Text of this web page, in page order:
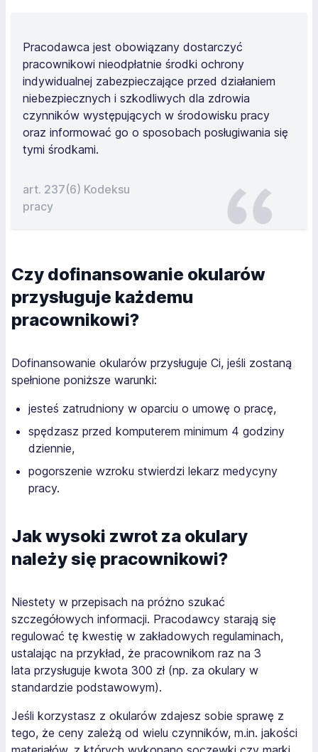
Pracodawca jest obowiązany dostarczyć
pracownikowi nieodpłatnie środki ochrony
indywidualnej zabezpieczające przed działaniem
niebezpiecznych i szkodliwych dla zdrowia
czynników występujących w środowisku pracy
oraz informować go o sposobach posługiwania się
tymi środkami.
art. 237(6) Kodeksu
pracy
Czy dofinansowanie okularów
przysługuje każdemu
pracownikowi?
Dofinansowanie okularów przysługuje Ci, jeśli zostaną
spełnione poniższe warunki:
jesteś zatrudniony w oparciu o umowę o pracę,
spędzasz przed komputerem minimum 4 godziny
dziennie,
pogorszenie wzroku stwierdzi lekarz medycyny
pracy.
Jak wysoki zwrot za okulary
należy się pracownikowi?
Niestety w przepisach na próżno szukać
szczegółowych informacji. Pracodawcy starają się
regulować tę kwestię w zakładowych regulaminach,
ustalając na przykład, że pracownikom raz na 3
lata przysługuje kwota 300 zł (np. za okulary w
standardzie podstawowym).
Jeśli korzystasz z okularów zdajesz sobie sprawę z
tego, że ceny zależą od wielu czynników, m.in. jakości